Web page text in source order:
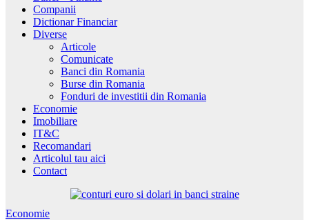
Companii
Dictionar Financiar
Diverse
Articole
Comunicate
Banci din Romania
Burse din Romania
Fonduri de investitii din Romania
Economie
Imobiliare
IT&C
Recomandari
Articolul tau aici
Contact
Economie